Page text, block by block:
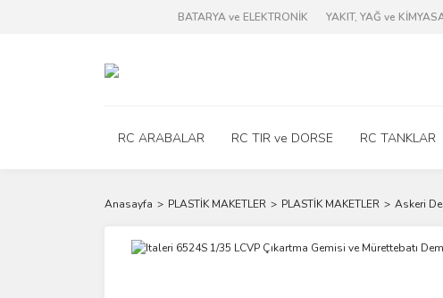
BATARYA ve ELEKTRONİK YAKIT, YAĞ ve
RC ARABALAR RC TIR ve DORSE RC TANKLAR
Anasayfa PLASTİK MAKETLER PLASTİK MAKETLER Askeri